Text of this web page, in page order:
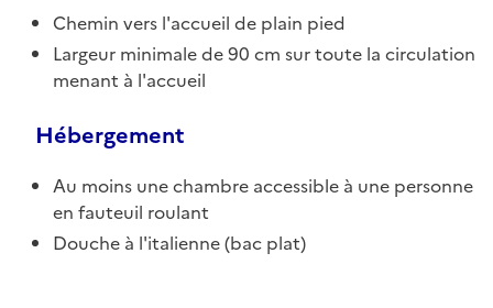
Chemin vers l'accueil de plain pied
Largeur minimale de 90 cm sur toute la circulation
menant à l'accueil
Hébergement
Au moins une chambre accessible à une personne
en fauteuil roulant
Douche à l'italienne (bac plat)